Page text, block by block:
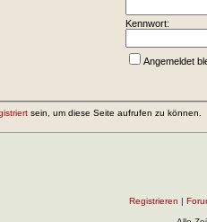
Kennwort:
Angemeldet
sein, um diese Seite aufrufen zu können.
Registrieren